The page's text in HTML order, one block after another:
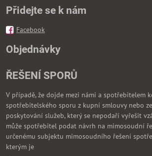
Přidejte se k nám
Facebook
Objednávky
ŘEŠENÍ SPORŮ
V případě, že dojde mezi námi a spotřebitelem
spotřebitelského sporu z kupní smlouvy nebo
poskytování služeb, který se nepodaří vyřešit
může spotřebitel podat návrh na mimosoudní
určenému subjektu mimosoudního řešení
kterým je